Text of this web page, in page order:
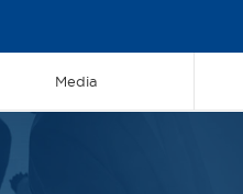
Media